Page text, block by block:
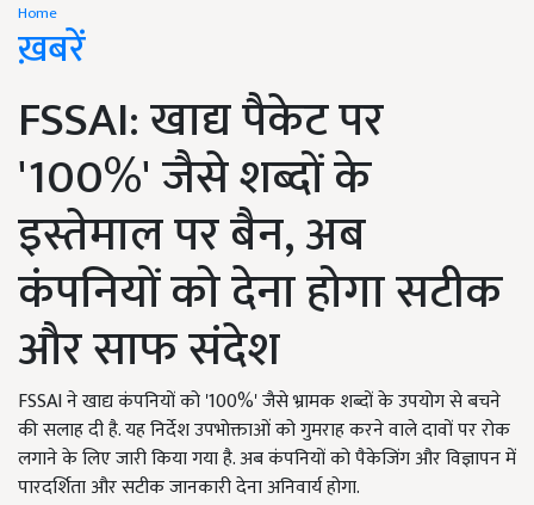
Home
ख़बरें
FSSAI: खाद्य पैकेट पर
'100%' जैसे शब्दों के
इस्तेमाल पर बैन, अब
कंपनियों को देना होगा सटीक
और साफ संदेश
FSSAI ने खाद्य कंपनियों को '100%' जैसे भ्रामक शब्दों के उपयोग से बचने
की सलाह दी है. यह निर्देश उपभोक्ताओं को गुमराह करने वाले दावों पर रोक
लगाने के लिए जारी किया गया है. अब कंपनियों को पैकेजिंग और विज्ञापन में
पारदर्शिता और सटीक जानकारी देना अनिवार्य होगा.